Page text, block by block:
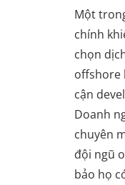
Một
chính
chọn
offshore
cận
Doanh
chuyên
đội ngũ
bảo họ